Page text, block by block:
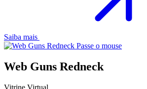
Saiba mais
Passe o mouse
Web Guns Redneck
Vitrine Virtual